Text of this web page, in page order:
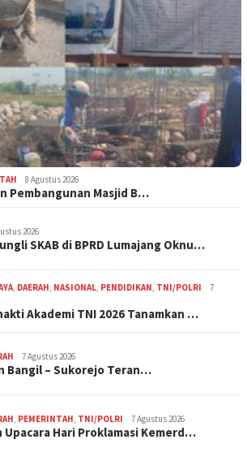
8 Agustus 2026
Pembangunan Masjid B…
2026
SKAB di BPRD Lumajang Oknu…
DAERAH NASIONAL PENDIDIKAN TNI/POLRI
7
Akademi TNI 2026 Tanamkan …
7 Agustus 2026
Bangil – Sukorejo Teran…
PEMERINTAH TNI/POLRI 7 Agustus 2026
Upacara Hari Proklamasi Kemerd…